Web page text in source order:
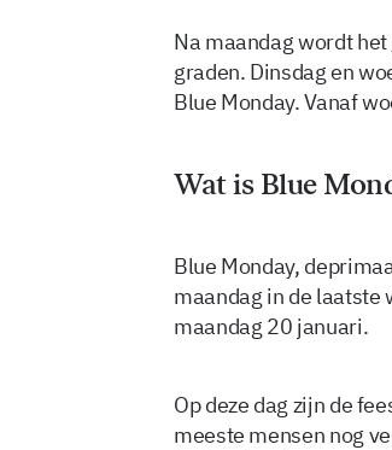
Na maandag wordt
graden. Dinsdag en
Blue Monday. Vanaf
Wat is Blue
Blue Monday,
maandag in de laatste
maandag 20 januari.
Op deze dag zijn de
meeste mensen nog